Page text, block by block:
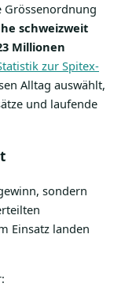
Grössenordnung
schweizweit
Millionen
zur Spitex-
Alltag auswählt,
und laufende
sondern
Einsatz landen